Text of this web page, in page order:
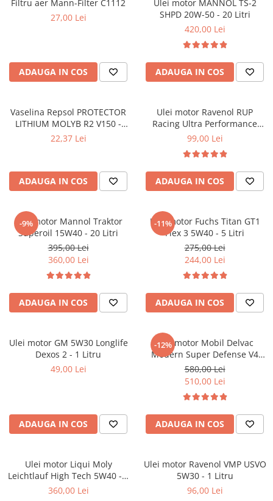
■ Filtre agent racire
Filtre aditivi
Filtre agent racire
Filtre ulei
Filtre uscator
Filtre epurator
Sistem franare
Placute frana
Discuri frana
Saboti frana
Senzori uzura placute
Tamburi frana
Suport etrier
Electrice
Kit distributie
Kit lant distributie
Pompa apa
Transmisie
Kit transmisie
Filtru aer Mann-Filter C1112
27,00 Lei
ADAUGA IN COS
Ulei motor MANNOL TS-2
SHPD 20W-50 - 20 Litri
420,00 Lei
ADAUGA IN COS
Vaselina Repsol PROTECTOR
LITHIUM MOLYB R2 V150 -
400g
22,37 Lei
ADAUGA IN COS
Ulei motor Ravenol RUP
Racing Ultra Performance
5W40 - 1 Litru
99,00 Lei
ADAUGA IN COS
-9%
Ulei motor Mannol Traktor
Superoil 15W40 - 20 Litri
395,00 Lei
360,00 Lei
ADAUGA IN COS
-11%
Ulei motor Fuchs Titan GT1
Flex 3 5W40 - 5 Litri
275,00 Lei
244,00 Lei
ADAUGA IN COS
Ulei motor GM 5W30 Longlife
Dexos 2 - 1 Litru
49,00 Lei
ADAUGA IN COS
-12%
Ulei motor Mobil Delvac
Modern Super Defense V4
15W40 (Delvac MX) - 20 Litri
580,00 Lei
510,00 Lei
ADAUGA IN COS
Ulei motor Liqui Moly
Leichtlauf High Tech 5W40 - 5
Litri
360,00 Lei
Ulei motor Ravenol VMP USVO
5W30 - 1 Litru
96,00 Lei